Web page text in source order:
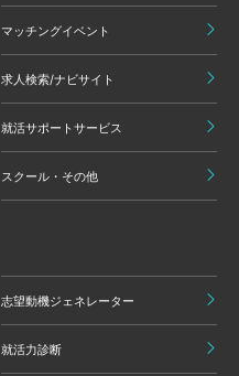
マッチングイベント
求人検索/ナビサイト
就活サポートサービス
スクール・その他
志望動機ジェネレーター
就活力診断